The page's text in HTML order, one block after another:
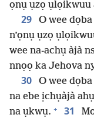
ọnụ ụzọ ụlọikwuu
29 O wee
n’ọnụ ụzọ
wee na-achụ àjà
nnọọ ka Jehova
30
O wee
na ebe ịchụàjà
na ụkwụ. + 31